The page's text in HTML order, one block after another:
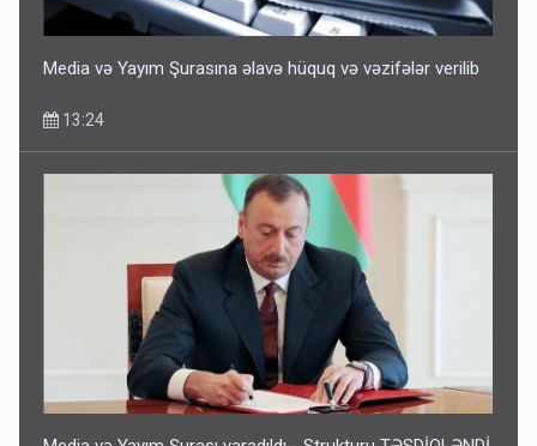
Media və Yayım Şurasına əlavə hüquq və vəzifələr verilib
13:24